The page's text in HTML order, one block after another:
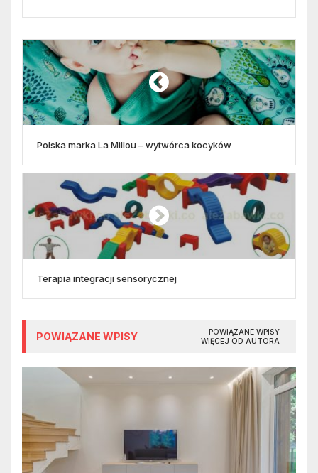
Polska marka La Millou – wytwórca kocyków
Terapia integracji sensorycznej
POWIĄZANE WPISY
POWIĄZANE WPISY
WIĘCEJ OD AUTORA